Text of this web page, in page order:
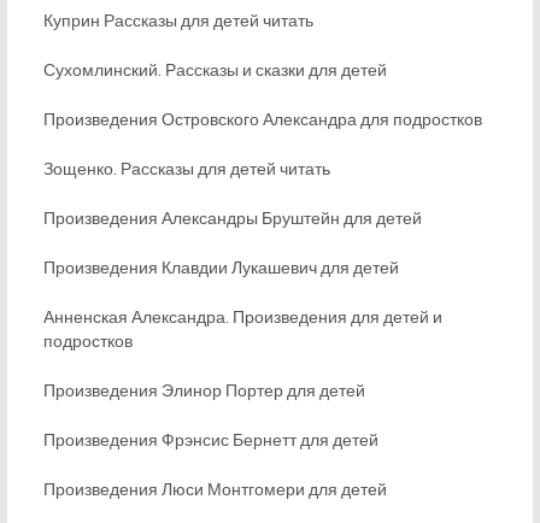
Куприн Рассказы для детей читать
Сухомлинский. Рассказы и сказки для детей
Произведения Островского Александра для подростков
Зощенко. Рассказы для детей читать
Произведения Александры Бруштейн для детей
Произведения Клавдии Лукашевич для детей
Анненская Александра. Произведения для детей и
подростков
Произведения Элинор Портер для детей
Произведения Фрэнсис Бернетт для детей
Произведения Люси Монтгомери для детей